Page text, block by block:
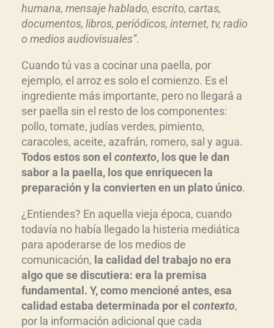
humana, mensaje hablado, escrito, cartas,
documentos, libros, periódicos, internet, tv, radio
o medios audiovisuales”.
Cuando tú vas a cocinar una paella, por
ejemplo, el arroz es solo el comienzo. Es el
ingrediente más importante, pero no llegará a
ser paella sin el resto de los componentes:
pollo, tomate, judías verdes, pimiento,
caracoles, aceite, azafrán, romero, sal y agua.
Todos estos son el contexto, los que le dan
sabor a la paella, los que enriquecen la
preparación y la convierten en un plato único.
¿Entiendes? En aquella vieja época, cuando
todavía no había llegado la histeria mediática
para apoderarse de los medios de
comunicación, la calidad del trabajo no era
algo que se discutiera: era la premisa
fundamental. Y, como mencioné antes, esa
calidad estaba determinada por el contexto,
por la información adicional que cada